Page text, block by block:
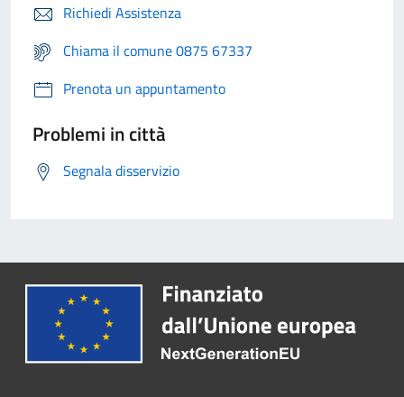
Richiedi Assistenza
Chiama il comune 0875 67337
Prenota un appuntamento
Problemi in città
Segnala disservizio